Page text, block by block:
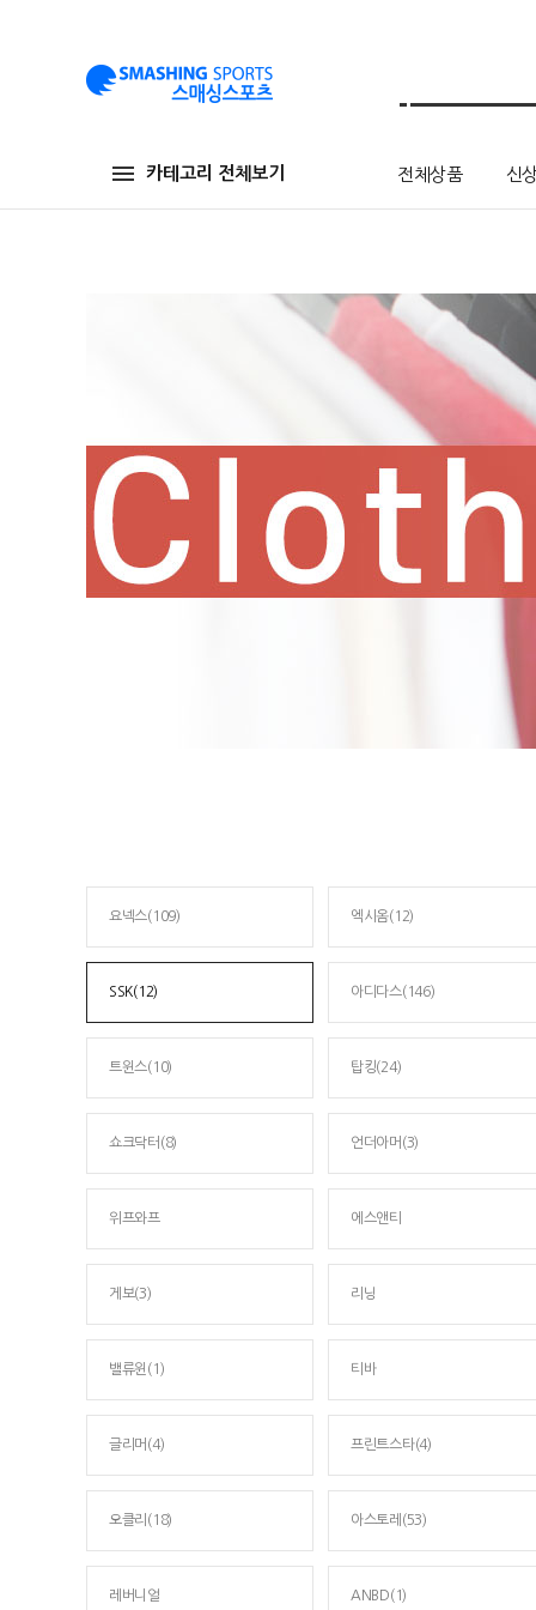
카테고리 전체보기 전체상품 신
요넥스(109) 엑시옴(12)
SSK(12) 아디다스(146)
트윈스(10) 탑킹(24)
쇼크닥터(8) 언더아머(3)
위프와프 에스앤티
게보(3) 리닝
밸류윈(1) 티바
글리머(4) 프린트스타(4)
오클리(18) 아스토레(53)
레버니얼 ANBD(1)